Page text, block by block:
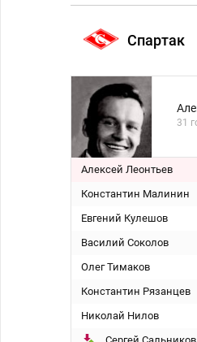
Спартак
31
Алексей Леонтьев
Константин Малинин
Евгений Кулешов
Василий Соколов
Олег Тимаков
Константин Рязанцев
Николай Нилов